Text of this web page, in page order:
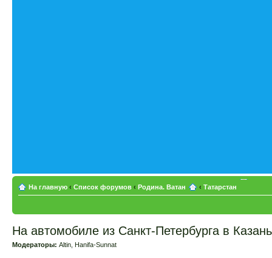
На главную ‹ Список форумов ‹ Родина. Ватан ‹ Татарстан
На автомобиле из Санкт-Петербурга в Казань
Модераторы: Altin Hanifa-Sunnat